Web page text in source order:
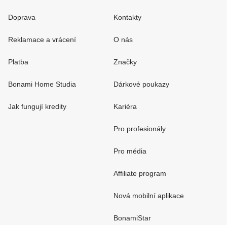
Doprava
Reklamace a vrácení
Platba
Bonami Home Studia
Jak fungují kredity
Kontakty
O nás
Značky
Dárkové poukazy
Kariéra
Pro profesionály
Pro média
Affiliate program
Nová mobilní aplikace
BonamiStar